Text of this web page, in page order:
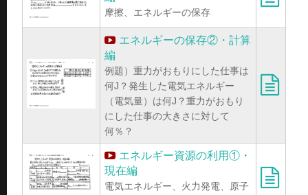
摩擦、エネルギーの保存
エネルギーの保存②・計算
編
例題）重力がおもりにした仕事は
何J？発生した電気エネルギー
（電気量）は何J？重力がおもり
にした仕事の大きさに対して
何％？
エネルギー資源の利用①・
現在編
電気エネルギー、火力発電、原子